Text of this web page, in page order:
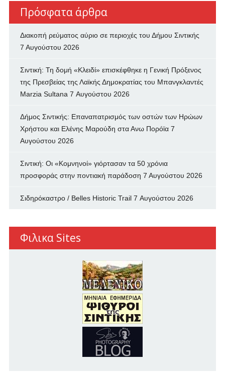
Πρόσφατα άρθρα
Διακοπή ρεύματος αύριο σε περιοχές του Δήμου Σιντικής
7 Αυγούστου 2026
Σιντική: Τη δομή «Κλειδί» επισκέφθηκε η Γενική Πρόξενος
της Πρεσβείας της Λαϊκής Δημοκρατίας του Μπανγκλαντές
Marzia Sultana 7 Αυγούστου 2026
Δήμος Σιντικής: Επαναπατρισμός των oστών των Ηρώων
Χρήστου και Ελένης Μαρούδη στα Ανω Πορόϊα 7
Αυγούστου 2026
Σιντική: Οι «Κομνηνοί» γιόρτασαν τα 50 χρόνια
προσφοράς στην ποντιακή παράδοση 7 Αυγούστου 2026
Σιδηρόκαστρο / Belles Historic Trail 7 Αυγούστου 2026
Φιλικα Sites